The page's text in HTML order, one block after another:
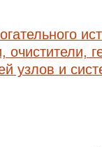
узлов и